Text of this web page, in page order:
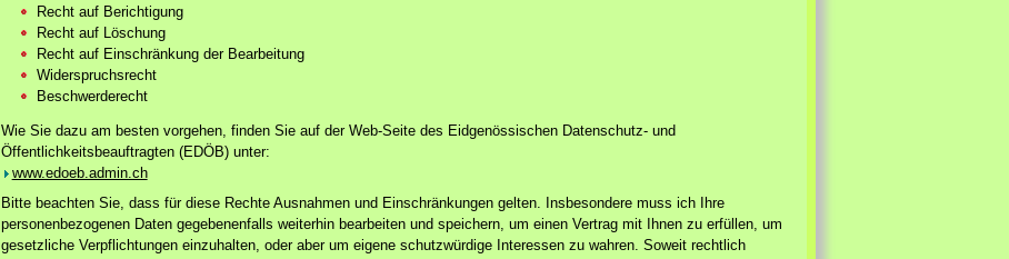
Recht auf Berichtigung
Recht auf Löschung
Recht auf Einschränkung der Bearbeitung
Widerspruchsrecht
Beschwerderecht
Wie Sie dazu am besten vorgehen, finden Sie auf der Web-Seite des Eidgenössischen Datenschutz- und
Öffentlichkeitsbeauftragten (EDÖB) unter:
www.edoeb.admin.ch
Bitte beachten Sie, dass für diese Rechte Ausnahmen und Einschränkungen gelten. Insbesondere muss ich Ihre
personenbezogenen Daten gegebenenfalls weiterhin bearbeiten und speichern, um einen Vertrag mit Ihnen zu erfüllen, um
gesetzliche Verpflichtungen einzuhalten, oder aber um eigene schutzwürdige Interessen zu wahren. Soweit rechtlich